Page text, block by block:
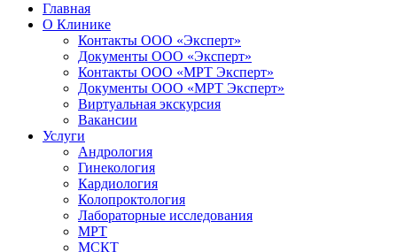
Главная
О Клинике
Контакты ООО «Эксперт»
Документы ООО «Эксперт»
Контакты ООО «МРТ Эксперт»
Документы ООО «МРТ Эксперт»
Виртуальная экскурсия
Вакансии
Услуги
Андрология
Гинекология
Кардиология
Колопроктология
Лабораторные исследования
МРТ
МСКТ